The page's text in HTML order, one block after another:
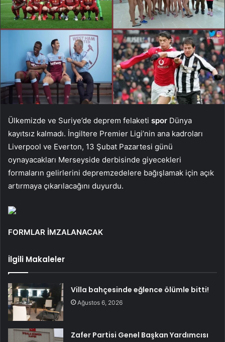
Ülkemizde ve Suriye’de deprem felaketi spor Dünya
kayıtsız kalmadı. İngiltere Premier Ligi’nin ana kadroları
Liverpool ve Everton, 13 Şubat Pazartesi günü
oynayacakları Merseyside derbisinde giyecekleri
formaların gelirlerini depremzedelere bağışlamak için açık
artırmaya çıkarılacağını duyurdu.
FORMLAR İMZALANACAK
İlgili Makaleler
Villa bahçesinde eğlence ölümle bitti!
Ağustos 6, 2026
Zafer Partisi Genel Başkan Yardımcısı